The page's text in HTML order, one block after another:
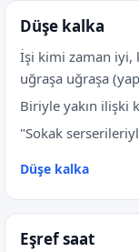
Düşe kalka
İşi kimi zaman iyi,
uğraşa uğraşa
Biriyle yakın ilişki
"Sokak
Düşe kalka
Eşref saat